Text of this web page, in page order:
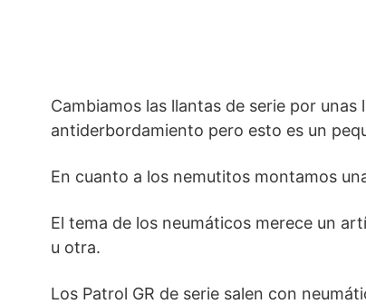
Cambiamos las llantas de serie por
antiderbordamiento pero esto es un
En cuanto a los nemutitos montamos
El tema de los neumáticos merece un
u otra.
Los Patrol GR de serie salen con